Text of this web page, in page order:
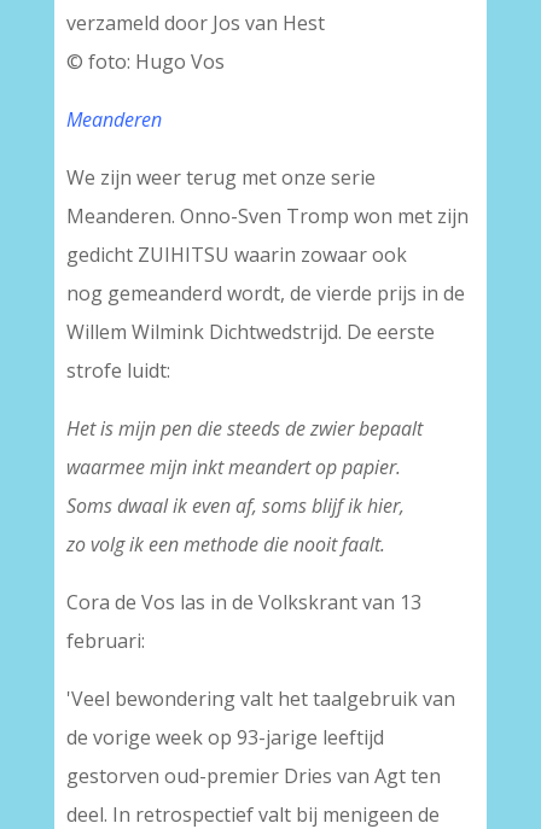
verzameld door Jos van Hest
© foto: Hugo Vos
Meanderen
We zijn weer terug met onze serie
Meanderen. Onno-Sven Tromp won met zijn
gedicht ZUIHITSU waarin zowaar ook
nog gemeanderd wordt, de vierde prijs in de
Willem Wilmink Dichtwedstrijd. De eerste
strofe luidt:
Het is mijn pen die steeds de zwier bepaalt
waarmee mijn inkt meandert op papier.
Soms dwaal ik even af, soms blijf ik hier,
zo volg ik een methode die nooit faalt.
Cora de Vos las in de Volkskrant van 13
februari:
'Veel bewondering valt het taalgebruik van
de vorige week op 93-jarige leeftijd
gestorven oud-premier Dries van Agt ten
deel. In retrospectief valt bij menigeen de